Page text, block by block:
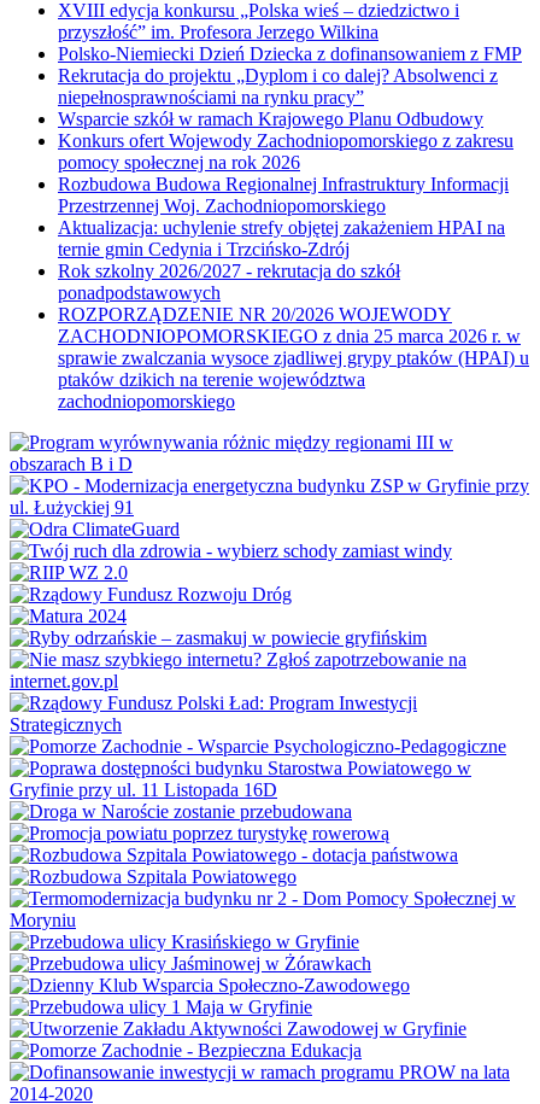
XVIII edycja konkursu „Polska wieś – dziedzictwo i
przyszłość” im. Profesora Jerzego Wilkina
Polsko-Niemiecki Dzień Dziecka z dofinansowaniem z FMP
Rekrutacja do projektu „Dyplom i co dalej? Absolwenci z
niepełnosprawnościami na rynku pracy”
Wsparcie szkół w ramach Krajowego Planu Odbudowy
Konkurs ofert Wojewody Zachodniopomorskiego z zakresu
pomocy społecznej na rok 2026
Rozbudowa Budowa Regionalnej Infrastruktury Informacji
Przestrzennej Woj. Zachodniopomorskiego
Aktualizacja: uchylenie strefy objętej zakażeniem HPAI na
ternie gmin Cedynia i Trzcińsko-Zdrój
Rok szkolny 2026/2027 - rekrutacja do szkół
ponadpodstawowych
ROZPORZĄDZENIE NR 20/2026 WOJEWODY
ZACHODNIOPOMORSKIEGO z dnia 25 marca 2026 r. w
sprawie zwalczania wysoce zjadliwej grypy ptaków (HPAI) u
ptaków dzikich na terenie województwa
zachodniopomorskiego